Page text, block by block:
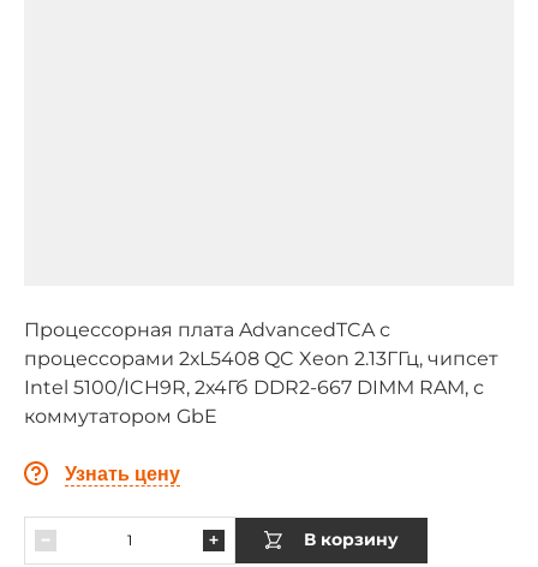
Процессорная плата AdvancedTCA с
процессорами 2хL5408 QC Xeon 2.13ГГц, чипсет
Intel 5100/ICH9R, 2х4Гб DDR2-667 DIMM RAM, с
коммутатором GbE
Узнать цену
В корзину